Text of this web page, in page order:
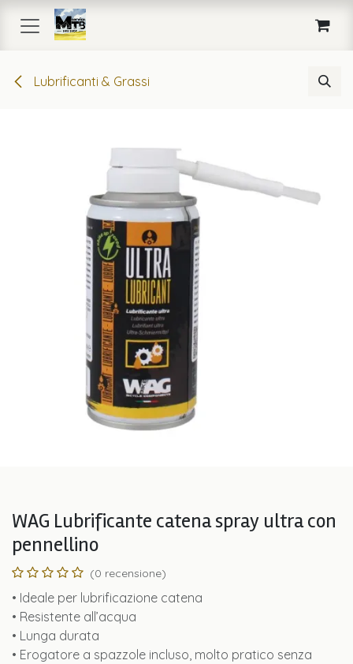
Passa al contenuto
Lubrificanti & Grassi
WAG Lubrificante catena spray ultra con
pennellino
(0 recensione)
• Ideale per lubrificazione catena
• Resistente all’acqua
• Lunga durata
• Erogatore a spazzole incluso, molto pratico senza